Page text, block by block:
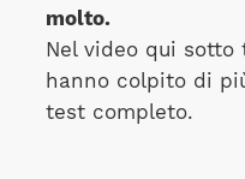
molto.
Nel video qui
hanno colpito di
test completo.